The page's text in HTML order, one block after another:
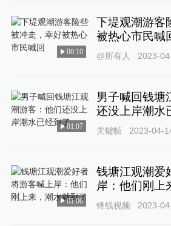
00:10
下堤观潮游客
被热心市民喊
@所有人 2023-
01:07
男子喊回钱塘
还没上岸潮水
关键帧 2023-04-
01:06
钱塘江观潮爱
岸：他们刚上
锋线视频 2023-